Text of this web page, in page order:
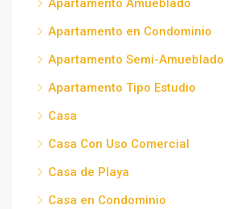
Apartamento Amueblado
Apartamento en Condominio
Apartamento Semi-Amueblado
Apartamento Tipo Estudio
Casa
Casa Con Uso Comercial
Casa de Playa
Casa en Condominio